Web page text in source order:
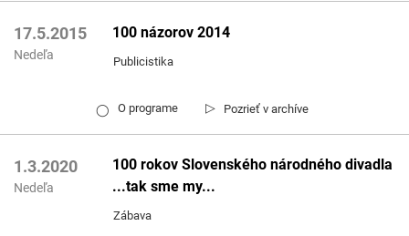
▷ Pozrieť v archíve
100 názorov 2014
Publicistika
Nedeľa
17.5.2015
◯ O programe
100 rokov Slovenského národného divadla
...tak sme my...
Zábava
Nedeľa
1.3.2020